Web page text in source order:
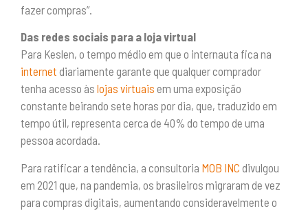
fazer compras”.
Das redes sociais para a loja virtual
Para Keslen, o tempo médio em que o internauta fica na
internet diariamente garante que qualquer comprador
tenha acesso às lojas virtuais em uma exposição
constante beirando sete horas por dia, que, traduzido em
tempo útil, representa cerca de 40% do tempo de uma
pessoa acordada.
Para ratificar a tendência, a consultoria MOB INC divulgou
em 2021 que, na pandemia, os brasileiros migraram de vez
para compras digitais, aumentando consideravelmente o